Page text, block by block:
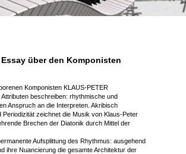
Essay über den Komponisten
Komponisten KLAUS-PETER
beschreiben: rhythmische und
Anspruch an die Interpreten. Akribisch
zeichnet die Musik von Klaus-Peter
Brechen der Diatonik durch Mittel der
Aufsplittung des Rhythmus: ausgehend
ihre Nuancierung die gesamte Architektur der